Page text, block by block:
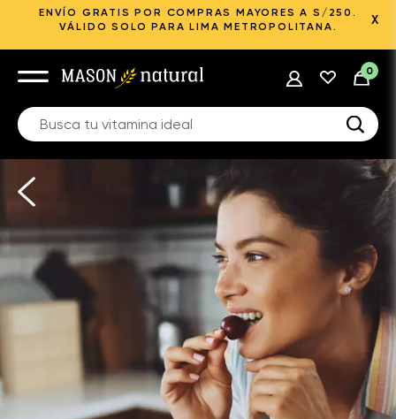
ENVÍO GRATIS POR COMPRAS MAYORES A S/250.
VÁLIDO SOLO PARA LIMA METROPOLITANA.
X
0